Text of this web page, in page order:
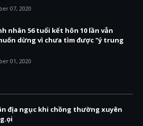
07, 2020
nhân 56 tuổi kết hôn 10 lần vẫn
dừng vì chưa tìm được "ý trung
01, 2020
địa ngục khi chồng thường xuyên